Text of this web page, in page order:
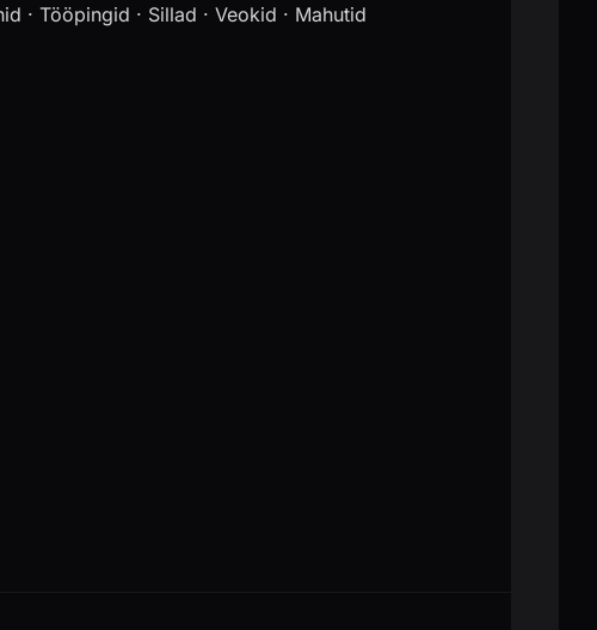
· Tööpingid · Sillad · Veokid · Mahutid